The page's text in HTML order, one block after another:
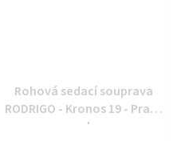
Rohová sedací souprava
RODRIGO - Kronos 19 - Pravý
roh